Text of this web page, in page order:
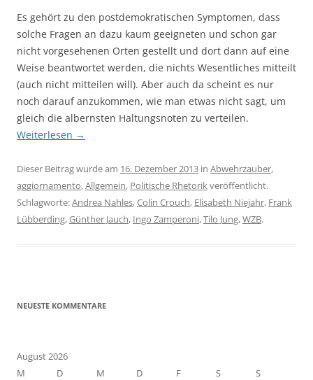
Es gehört zu den postdemokratischen Symptomen, dass
solche Fragen an dazu kaum geeigneten und schon gar
nicht vorgesehenen Orten gestellt und dort dann auf eine
Weise beantwortet werden, die nichts Wesentliches mitteilt
(auch nicht mitteilen will). Aber auch da scheint es nur
noch darauf anzukommen, wie man etwas nicht sagt, um
gleich die albernsten Haltungsnoten zu verteilen.
Weiterlesen →
Dieser Beitrag wurde am 16. Dezember 2013 in Abwehrzauber,
aggiornamento,Allgemein, Politische Rhetorikveröffentlicht.
Schlagworte:Andrea Nahles,Colin Crouch, Elisabeth Niejahr, Frank
Lübberding,Günther Jauch, Ingo Zamperoni,Tilo Jung,WZB.
NEUESTE KOMMENTARE
August 2026
M
D M D F S
S